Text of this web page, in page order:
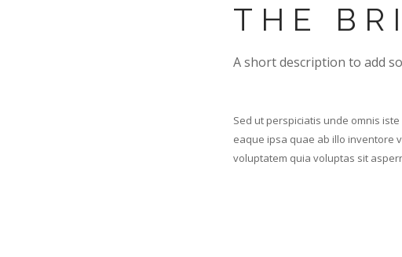
THE
A short description to add
Sed ut perspiciatis unde omnis
eaque ipsa quae ab illo inventore
voluptatem quia voluptas sit